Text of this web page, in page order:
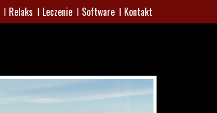
Relaks Leczenie Software Kontakt